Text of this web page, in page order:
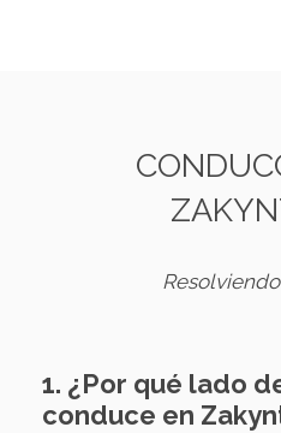
1. ¿Por qué lado
conduce en